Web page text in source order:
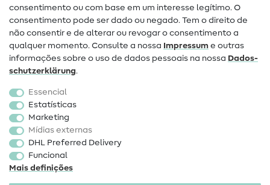
Mudança de proprietário
Perguntas frequentes (FAQ)
Direito de cancelamento
Popular
Tecidos
Acessórios de costura
Promoção
consentimento ou com base em um interesse legítimo. O
consentimento pode ser dado ou negado. Tem o direito de
não consentir e de alterar ou revogar o consentimento a
qualquer momento. Consulte a nossa Impressum e outras
informações sobre o uso de dados pessoais na nossa Dados­
schutz­erklärung.
Essencial
Estatísticas
Marketing
Mídias externas
DHL Preferred Delivery
Funcional
Mais definições